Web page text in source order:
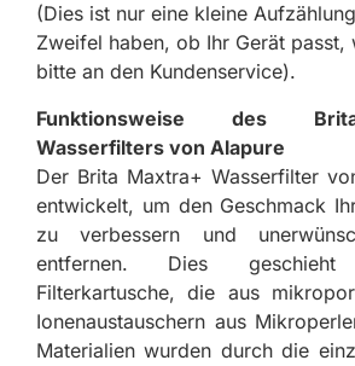
(Dies ist nur eine kleine
Zweifel haben, ob Ihr Gerät passt,
bitte an den Kundenservice).
Funktionsweise des
Wasserfilters von Alapure
Der Brita Maxtra+ Wasserfilter
entwickelt, um den Geschmack
zu verbessern und
entfernen. Dies
Filterkartusche, die aus
Ionenaustauschern aus
Materialien wurden durch die